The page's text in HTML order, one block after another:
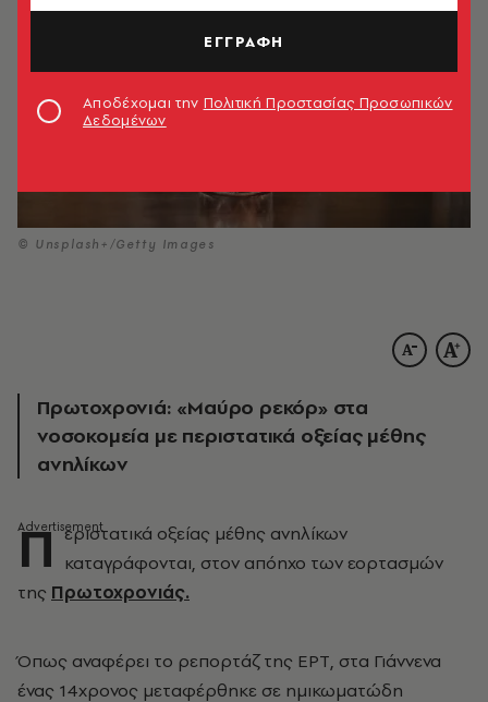
© Unsplash+/Getty Images
Πρωτοχρονιά: «Μαύρο ρεκόρ» στα
νοσοκομεία με περιστατικά οξείας μέθης
ανηλίκων
Π εριστατικά οξείας μέθης ανηλίκων
καταγράφονται, στον απόηχο των εορτασμών
της Πρωτοχρονιάς.
Όπως αναφέρει το ρεπορτάζ της ΕΡΤ, στα Γιάννενα
ένας 14χρονος μεταφέρθηκε σε ημικωματώδη
ΕΓΓΡΑΦΗ
Αποδέχομαι την Πολιτική Προστασίας Προσωπικών
Δεδομένων